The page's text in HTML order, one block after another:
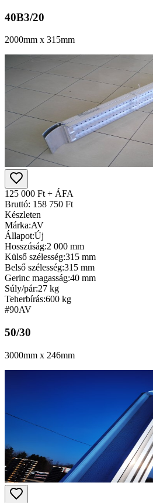
40B3/20
2000mm x 315mm
125 000 Ft + ÁFA
Bruttó: 158 750 Ft
Készleten
Márka:AV
Állapot:Új
Hosszúság:2 000 mm
Külső szélesség:315 mm
Belső szélesség:315 mm
Gerinc magasság:40 mm
Súly/pár:27 kg
Teherbírás:600 kg
#90AV
50/30
3000mm x 246mm